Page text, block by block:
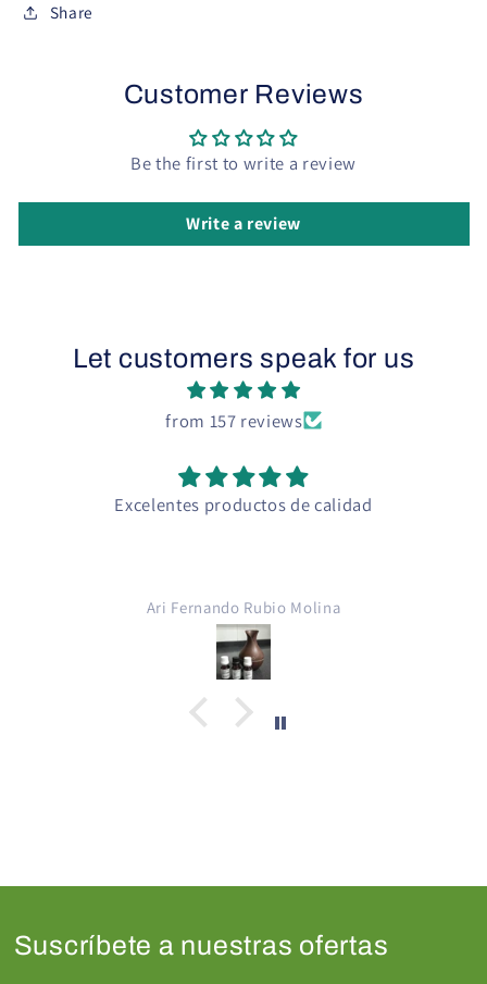
Share
Customer Reviews
Be the first to write a review
Write a review
Let customers speak for us
from 157 reviews
Excelentes productos de calidad
Ari Fernando Rubio Molina
Suscríbete a nuestras ofertas